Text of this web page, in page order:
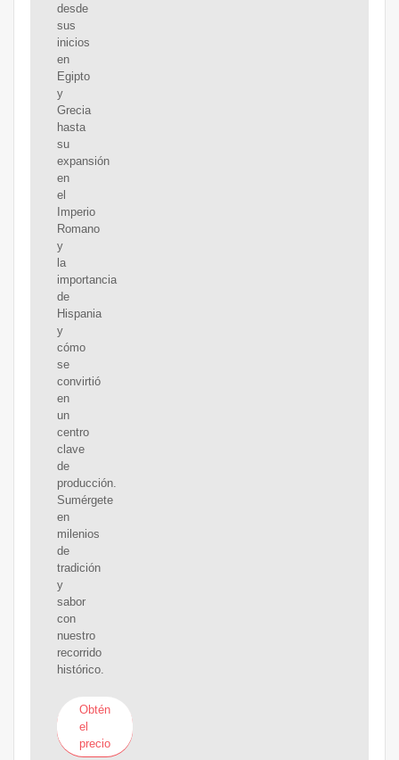
desde
sus
inicios
en
Egipto
y
Grecia
hasta
su
expansión
en
el
Imperio
Romano
y
la
importancia
de
Hispania
y
cómo
se
convirtió
en
un
centro
clave
de
producción.
Sumérgete
en
milenios
de
tradición
y
sabor
con
nuestro
recorrido
histórico.
Obtén
el
precio